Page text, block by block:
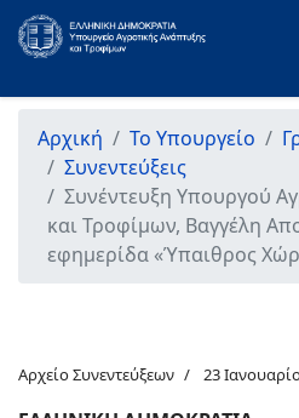
Αρχική Το Υπουργείο
Συνεντεύξεις
Συνέντευξη Υπουργού
και Τροφίμων, Βαγγέλη
εφημερίδα «Ύπαιθρος
Αρχείο Συνεντεύξεων 23